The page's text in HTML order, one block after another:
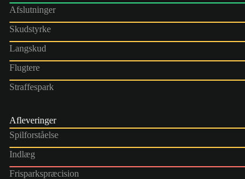
Afslutninger
Skudstyrke
Langskud
Flugtere
Straffespark
Afleveringer
Spilforståelse
Indlæg
Frisparkspræcision